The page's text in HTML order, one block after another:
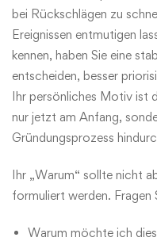
bei Rückschlägen zu
Ereignissen entmutigen
kennen, haben Sie eine
entscheiden, besser
Ihr persönliches Motiv ist
nur jetzt am Anfang,
Gründungsprozess
Ihr „Warum“ sollte nicht
formuliert werden. Fragen
Warum möchte ich